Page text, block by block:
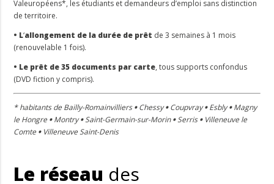
Valeuropéens*, les étudiants et demandeurs d’emploi sans distinction
de territoire.
• L‘allongement de la durée de prêt de 3 semaines à 1 mois
(renouvelable 1 fois).
• Le prêt de 35 documents par carte, tous supports confondus
(DVD fiction y compris).
* habitants de Bailly-Romainvilliers•Chessy•Coupvray•Esbly•Magny
le Hongre •Montry•Saint-Germain-sur-Morin•Serris• Villeneuve le
Comte • Villeneuve Saint-Denis
Le réseau des